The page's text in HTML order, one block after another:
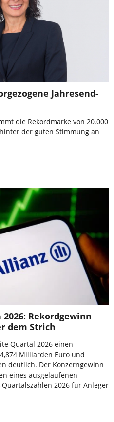
Jahresend-
die Rekordmarke von 20.000
der guten Stimmung an
Rekordgewinn
dem Strich
Quartal 2026 einen
Milliarden Euro und
deutlich. Der Konzerngewinn
eines ausgelaufenen
2026 für Anleger